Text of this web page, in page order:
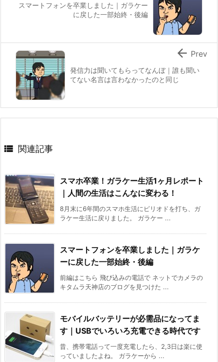
スマートフォンを卒業しました｜ガラケー
に戻した一部始終・後編
発信力は聞いてもらってなんぼ｜誰も聞い
てない名言は言わなかったのと同じ
 Prev
 関連記事
スマホ卒業！ガラケー生活1ヶ月レポート
｜人間の生活はこんなに変わる！
8月末に6年間のスマホ生活にピリオドを打ち、ガ
ラケー生活に戻りました。 ガラケー ...
スマートフォンを卒業しました｜ガラケ
ーに戻した一部始終・後編
前編はこちら 飛び込みの電話で ネットでカメラの
キタムラ天神店のブログを見つけた ...
モバイルバッテリーが必需品になってま
す｜USBでいろいろ充電できる時代です
昔、携帯電話って一度充電したら、2,3日は楽に使
っていましたよね。 ガラケーから ...